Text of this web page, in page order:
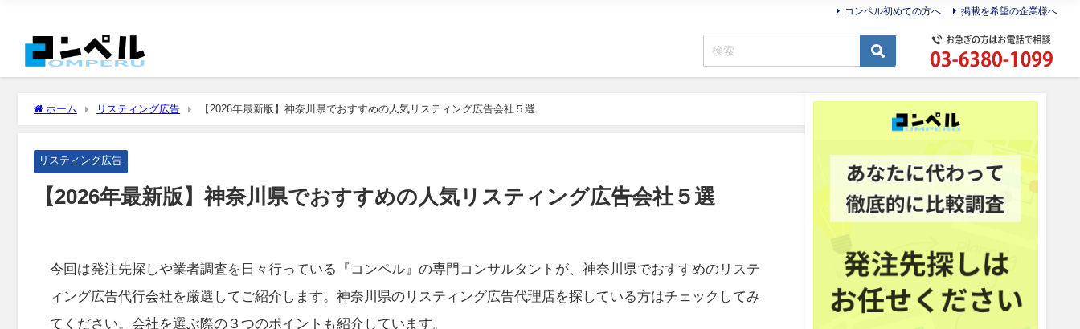
コンペル初めての方へ 掲載を希望の企業様へ
ホーム リスティング広告 【2026年最新版】神奈川県でおすすめの人気リスティング広告会社５選
リスティング広告
【2026年最新版】神奈川県でおすすめの人気リスティング広告会社５選
今回は発注先探しや業者調査を日々行っている『コンペル』の専門コンサルタントが、神奈川県でおすすめのリステ
ィング広告代行会社を厳選してご紹介します。神奈川県のリスティング広告代理店を探している方はチェックしてみ
てください。会社を選ぶ際の３つのポイントも紹介しています。